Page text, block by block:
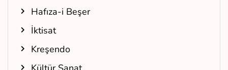
Hafıza-i Beşer
İktisat
Kreşendo